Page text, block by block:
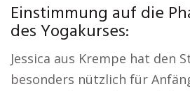
Einstimmung auf die
des Yogakurses:
Jessica aus Krempe hat den
besonders nützlich für